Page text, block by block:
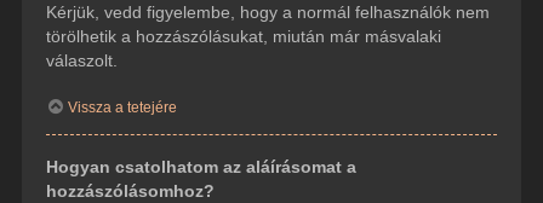
Kérjük, vedd figyelembe, hogy a normál felhasználók nem
törölhetik a hozzászólásukat, miután már másvalaki
válaszolt.
Vissza a tetejére
Hogyan csatolhatom az aláírásomat a
hozzászólásomhoz?